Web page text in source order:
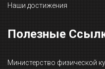
Наши достижения
Полезные
Министерство физической